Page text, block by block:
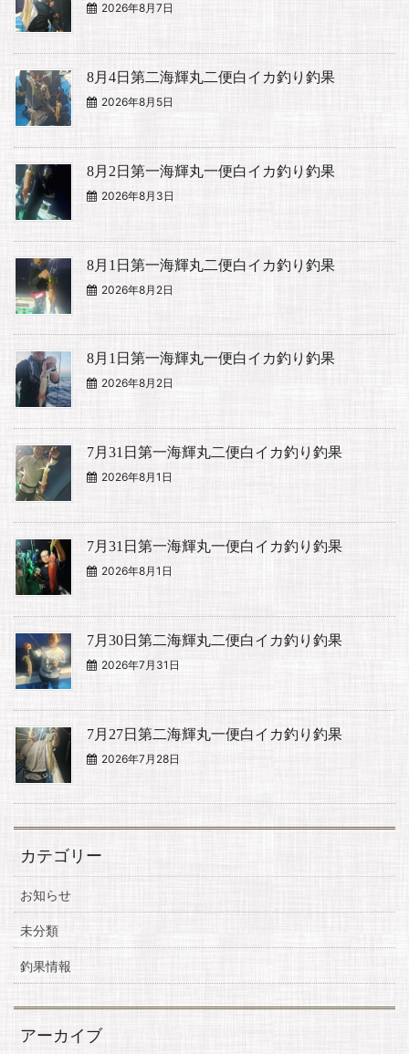
2026年8月7日
8月4日第二海輝丸二便白イカ釣り釣果
2026年8月5日
8月2日第一海輝丸一便白イカ釣り釣果
2026年8月3日
8月1日第一海輝丸二便白イカ釣り釣果
2026年8月2日
8月1日第一海輝丸一便白イカ釣り釣果
2026年8月2日
7月31日第一海輝丸二便白イカ釣り釣果
2026年8月1日
7月31日第一海輝丸一便白イカ釣り釣果
2026年8月1日
7月30日第二海輝丸二便白イカ釣り釣果
2026年7月31日
7月27日第二海輝丸一便白イカ釣り釣果
2026年7月28日
カテゴリー
お知らせ
未分類
釣果情報
アーカイブ